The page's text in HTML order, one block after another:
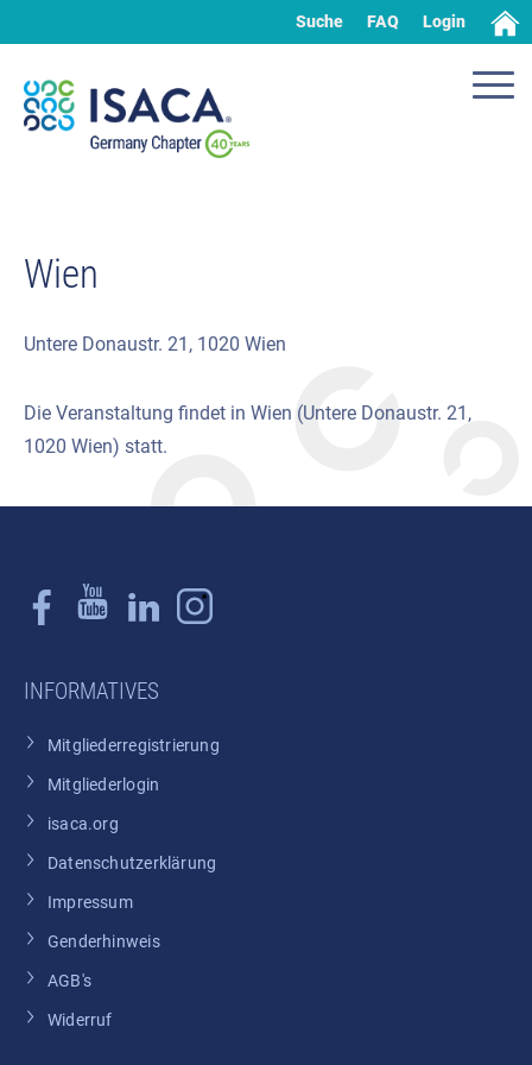
Suche FAQ Login
Wien
Untere Donaustr. 21, 1020 Wien
Die Veranstaltung findet in Wien (Untere Donaustr. 21,
1020 Wien) statt.
INFORMATIVES
Mitgliederregistrierung
Mitgliederlogin
isaca.org
Datenschutzerklärung
Impressum
Genderhinweis
AGB's
Widerruf